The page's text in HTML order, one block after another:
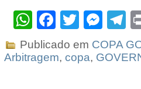
WhatsApp
Facebook
Twitter
Publicado em COPA
Arbitragem, copa,